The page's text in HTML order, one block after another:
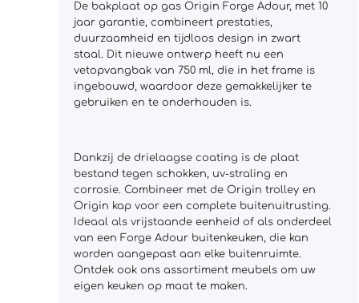
De bakplaat op gas Origin Forge Adour, met 10
jaar garantie, combineert prestaties,
duurzaamheid en tijdloos design in zwart
staal. Dit nieuwe ontwerp heeft nu een
vetopvangbak van 750 ml, die in het frame is
ingebouwd, waardoor deze gemakkelijker te
gebruiken en te onderhouden is.
Dankzij de drielaagse coating is de plaat
bestand tegen schokken, uv-straling en
corrosie. Combineer met de Origin trolley en
Origin kap voor een complete buitenuitrusting.
Ideaal als vrijstaande eenheid of als onderdeel
van een Forge Adour buitenkeuken, die kan
worden aangepast aan elke buitenruimte.
Ontdek ook ons assortiment meubels om uw
eigen keuken op maat te maken.